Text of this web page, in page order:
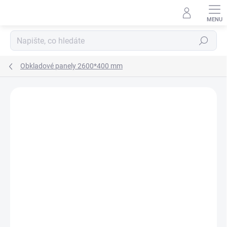
Hledat
Obkladové panely 2600*400 mm